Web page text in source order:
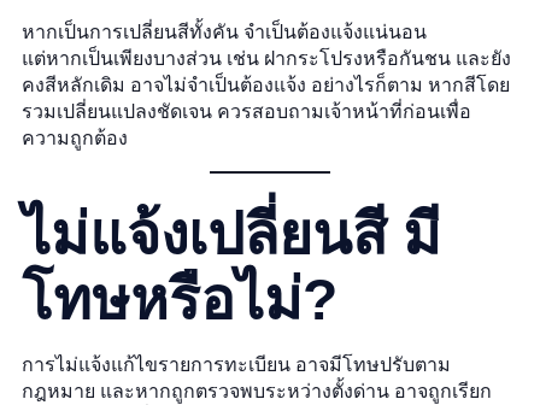
หากเป็นการเปลี่ยนสีทั้งคัน จำเป็นต้องแจ้งแน่นอน
แต่หากเป็นเพียงบางส่วน เช่น ฝากระโปรงหรือกันชน และยัง
คงสีหลักเดิม อาจไม่จำเป็นต้องแจ้ง อย่างไรก็ตาม หากสีโดย
รวมเปลี่ยนแปลงชัดเจน ควรสอบถามเจ้าหน้าที่ก่อนเพื่อ
ความถูกต้อง
ไม่แจ้งเปลี่ยนสี มี
โทษหรือไม่?
การไม่แจ้งแก้ไขรายการทะเบียน อาจมีโทษปรับตาม
กฎหมาย และหากถูกตรวจพบระหว่างตั้งด่าน อาจถูกเรียก